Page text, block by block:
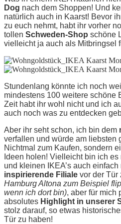
Dog nach dem Shoppen! Und
natürlich auch in Kaarst! Bevor
zu euch nehmt, habt ihr vorher
tollen Schweden-Shop schöne
vielleicht ja auch als Mitbringsel
Stundenlang könnte ich noch
mindestens 100 weitere schöne
Zeit habt ihr wohl nicht und ich
auch noch was zu entdecken
Aber ihr seht schon, ich bin dem
verfallen und würde am liebsten
Nichtmal zum Kaufen, sondern
Ideen holen! Vielleicht bin ich
und kleinen IKEA’s auch
inspirierende Filiale vor der Tür
Hamburg Altona zum Beispiel
wenn ich dort bin), aber für mich
absolutes Highlight in unserer
stolz darauf, so etwas
Tür zu haben!